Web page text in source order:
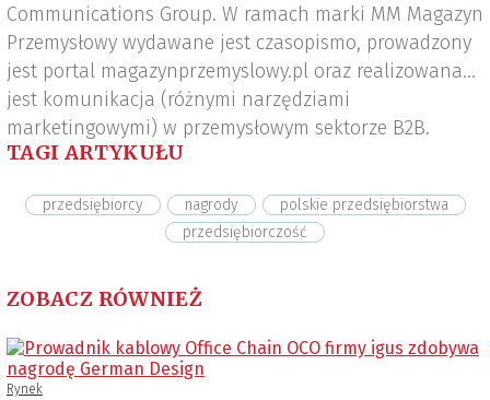
Communications Group. W ramach marki MM Magazyn
Przemysłowy wydawane jest czasopismo, prowadzony
jest portal magazynprzemyslowy.pl oraz realizowana
jest komunikacja (różnymi narzędziami
marketingowymi) w przemysłowym sektorze B2B.
TAGI ARTYKUŁU
przedsiębiorcy nagrody
polskie przedsiębiorstwa
przedsiębiorczość
ZOBACZ RÓWNIEŻ
Rynek